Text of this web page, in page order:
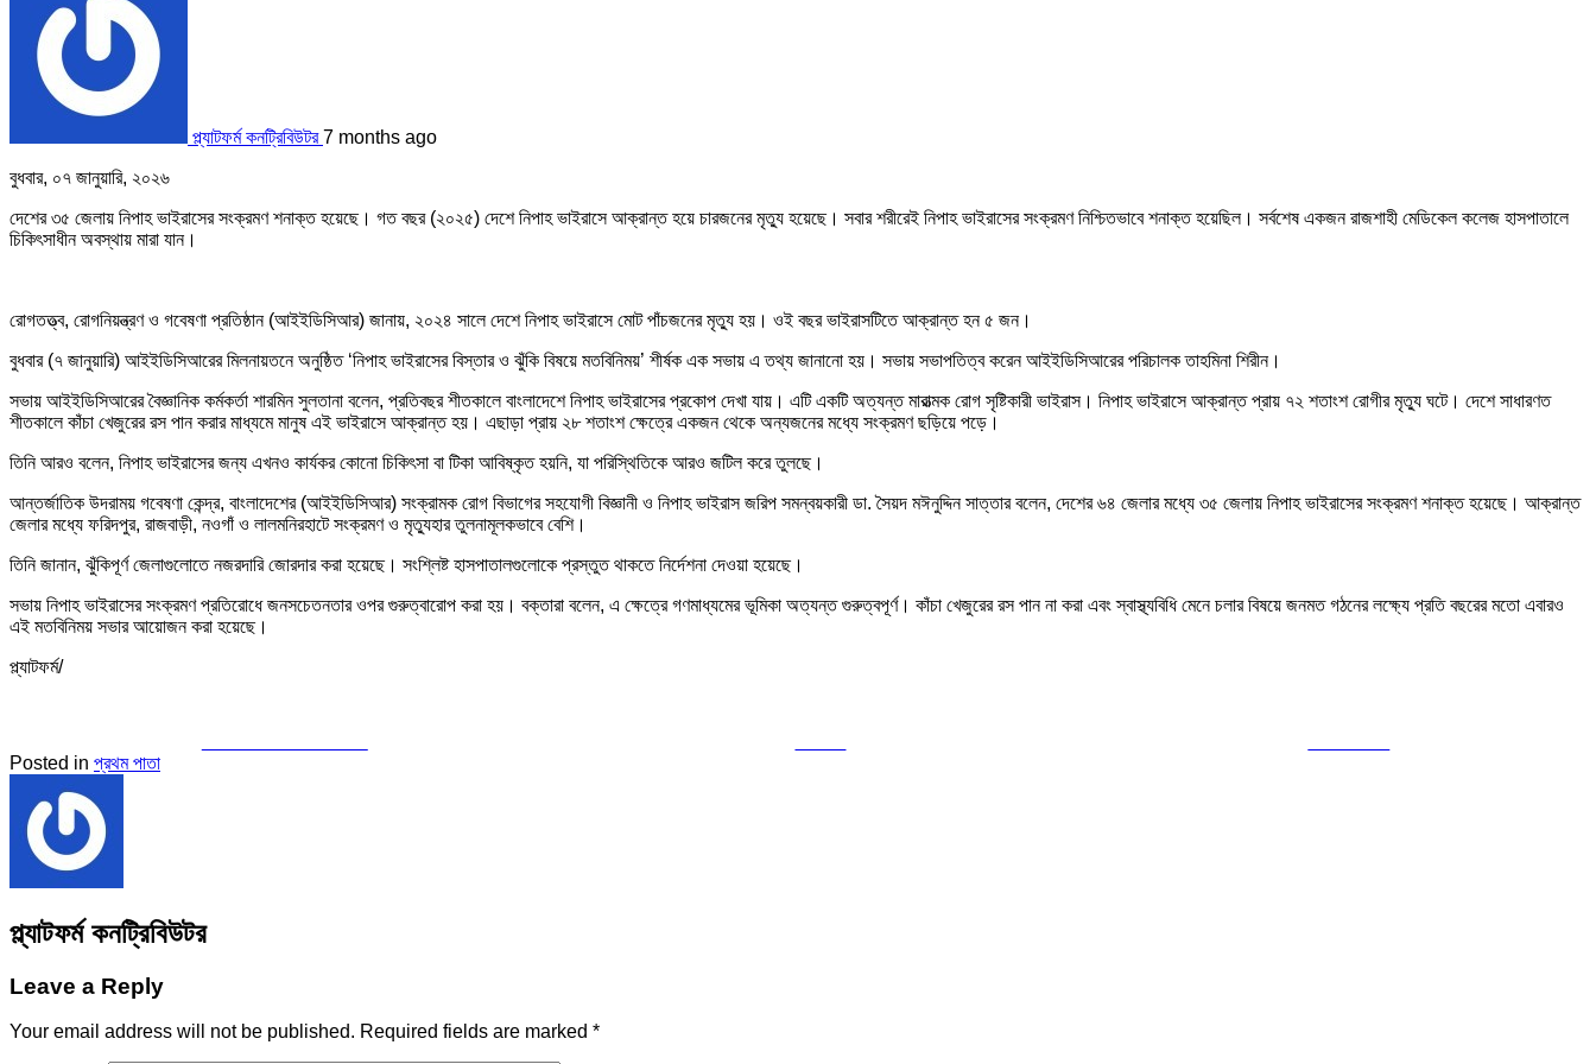
প্ল্যাটফর্ম কনট্রিবিউটর 7 months ago
বুধবার, ০৭ জানুয়ারি, ২০২৬
দেশের ৩৫ জেলায় নিপাহ ভাইরাসের সংক্রমণ শনাক্ত হয়েছে। গত বছর (২০২৫) দেশে নিপাহ ভাইরাসে আক্রান্ত হয়ে চারজনের মৃত্যু হয়েছে। সবার শরীরেই নিপাহ ভাইরাসের সংক্রমণ নিশ্চিতভাবে শনাক্ত হয়েছিল। সর্বশেষ একজন রাজশাহী মেডিকেল কলেজ হাসপাতালে
চিকিৎসাধীন অবস্থায় মারা যান।
রোগতত্ত্ব, রোগনিয়ন্ত্রণ ও গবেষণা প্রতিষ্ঠান (আইইডিসিআর) জানায়, ২০২৪ সালে দেশে নিপাহ ভাইরাসে মোট পাঁচজনের মৃত্যু হয়। ওই বছর ভাইরাসটিতে আক্রান্ত হন ৫ জন।
বুধবার (৭ জানুয়ারি) আইইডিসিআরের মিলনায়তনে অনুষ্ঠিত ‘নিপাহ ভাইরাসের বিস্তার ও ঝুঁকি বিষয়ে মতবিনিময়’ শীর্ষক এক সভায় এ তথ্য জানানো হয়। সভায় সভাপতিত্ব করেন আইইডিসিআরের পরিচালক তাহমিনা শিরীন।
সভায় আইইডিসিআরের বৈজ্ঞানিক কর্মকর্তা শারমিন সুলতানা বলেন, প্রতিবছর শীতকালে বাংলাদেশে নিপাহ ভাইরাসের প্রকোপ দেখা যায়। এটি একটি অত্যন্ত মারাত্মক রোগ সৃষ্টিকারী ভাইরাস। নিপাহ ভাইরাসে আক্রান্ত প্রায় ৭২ শতাংশ রোগীর মৃত্যু ঘটে। দেশে সাধারণত
শীতকালে কাঁচা খেজুরের রস পান করার মাধ্যমে মানুষ এই ভাইরাসে আক্রান্ত হয়। এছাড়া প্রায় ২৮ শতাংশ ক্ষেত্রে একজন থেকে অন্যজনের মধ্যে সংক্রমণ ছড়িয়ে পড়ে।
তিনি আরও বলেন, নিপাহ ভাইরাসের জন্য এখনও কার্যকর কোনো চিকিৎসা বা টিকা আবিষ্কৃত হয়নি, যা পরিস্থিতিকে আরও জটিল করে তুলছে।
আন্তর্জাতিক উদরাময় গবেষণা কেন্দ্র, বাংলাদেশের (আইইডিসিআর) সংক্রামক রোগ বিভাগের সহযোগী বিজ্ঞানী ও নিপাহ ভাইরাস জরিপ সমন্বয়কারী ডা. সৈয়দ মঈনুদ্দিন সাত্তার বলেন, দেশের ৬৪ জেলার মধ্যে ৩৫ জেলায় নিপাহ ভাইরাসের সংক্রমণ শনাক্ত হয়েছে। আক্রান্ত
জেলার মধ্যে ফরিদপুর, রাজবাড়ী, নওগাঁ ও লালমনিরহাটে সংক্রমণ ও মৃত্যুহার তুলনামূলকভাবে বেশি।
তিনি জানান, ঝুঁকিপূর্ণ জেলাগুলোতে নজরদারি জোরদার করা হয়েছে। সংশ্লিষ্ট হাসপাতালগুলোকে প্রস্তুত থাকতে নির্দেশনা দেওয়া হয়েছে।
সভায় নিপাহ ভাইরাসের সংক্রমণ প্রতিরোধে জনসচেতনতার ওপর গুরুত্বারোপ করা হয়। বক্তারা বলেন, এ ক্ষেত্রে গণমাধ্যমের ভূমিকা অত্যন্ত গুরুত্বপূর্ণ। কাঁচা খেজুরের রস পান না করা এবং স্বাস্থ্যবিধি মেনে চলার বিষয়ে জনমত গঠনের লক্ষ্যে প্রতি বছরের মতো এবারও
এই মতবিনিময় সভার আয়োজন করা হয়েছে।
প্ল্যাটফর্ম/
Posted in প্রথম পাতা
প্ল্যাটফর্ম কনট্রিবিউটর
Leave a Reply
Your email address will not be published. Required fields are marked *